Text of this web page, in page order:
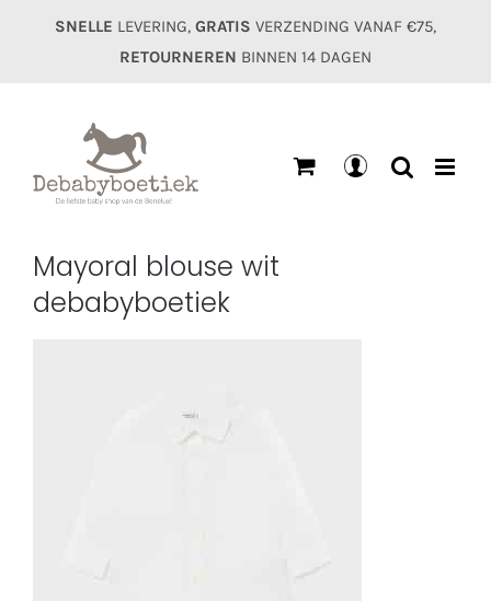
SNELLE LEVERING, GRATIS VERZENDING VANAF €75,
RETOURNEREN BINNEN 14 DAGEN
Mayoral blouse wit
debabyboetiek